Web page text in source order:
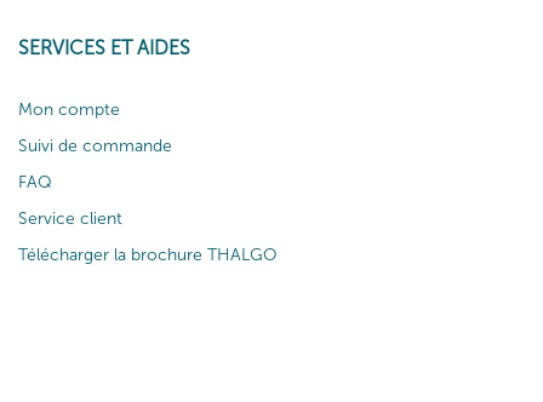
SERVICES ET AIDES
Mon compte
Suivi de commande
FAQ
Service client
Télécharger la brochure THALGO